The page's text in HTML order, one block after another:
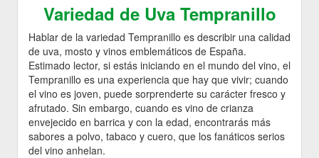
Variedad de Uva Tempranillo
Hablar de la variedad Tempranillo es describir una calidad
de uva, mosto y vinos emblemáticos de España.
Estimado lector, si estás iniciando en el mundo del vino, el
Tempranillo es una experiencia que hay que vivir; cuando
el vino es joven, puede sorprenderte su carácter fresco y
afrutado. Sin embargo, cuando es vino de crianza
envejecido en barrica y con la edad, encontrarás más
sabores a polvo, tabaco y cuero, que los fanáticos serios
del vino anhelan.